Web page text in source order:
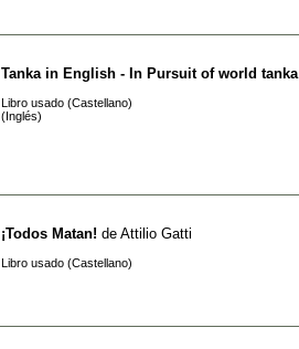
Tanka in English - In Pursuit of world tanka
Libro usado (Castellano)
(Inglés)
¡Todos Matan! de Attilio Gatti
Libro usado (Castellano)